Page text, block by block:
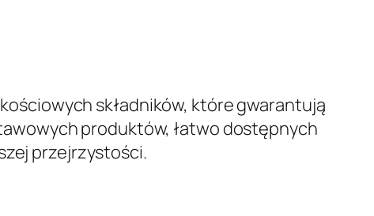
składników, które gwarantują
produktów, łatwo dostępnych
przejrzystości.